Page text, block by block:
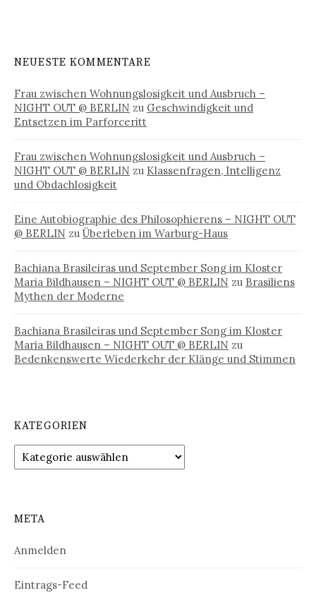
NEUESTE KOMMENTARE
Frau zwischen Wohnungslosigkeit und Ausbruch –
NIGHT OUT @ BERLIN zu Geschwindigkeit und
Entsetzen im Parforceritt
Frau zwischen Wohnungslosigkeit und Ausbruch –
NIGHT OUT @ BERLIN zu Klassenfragen, Intelligenz
und Obdachlosigkeit
Eine Autobiographie des Philosophierens – NIGHT OUT
@ BERLIN zu Überleben im Warburg-Haus
Bachiana Brasileiras und September Song im Kloster
Maria Bildhausen – NIGHT OUT @ BERLIN zu Brasiliens
Mythen der Moderne
Bachiana Brasileiras und September Song im Kloster
Maria Bildhausen – NIGHT OUT @ BERLIN zu
Bedenkenswerte Wiederkehr der Klänge und Stimmen
KATEGORIEN
Kategorien
META
Anmelden
Eintrags-Feed